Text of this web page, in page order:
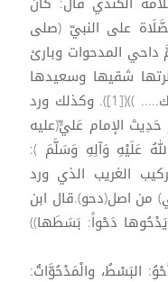
على النبيّ (صلى
داحي المدحوات وبارئ
شقيها وسعيدها
اجْعَل شرائف صلواتك ونوامي بركاتك..... ))([1]). وكذلك ورد
الأثير حَدِيث الإمام عَليٍّ(عليه
عَلَيْهِ وَآلِهِ وَسَلَّمَ ):
دَاحِيَ المَدْحُوَّات)([3]).التركيب الغريب الذي ورد
من اصل(دحو).قال ابن
دَحْواً: بَسَطَها))
البَسْطُ، والْمَدْحُوَّاتُ: